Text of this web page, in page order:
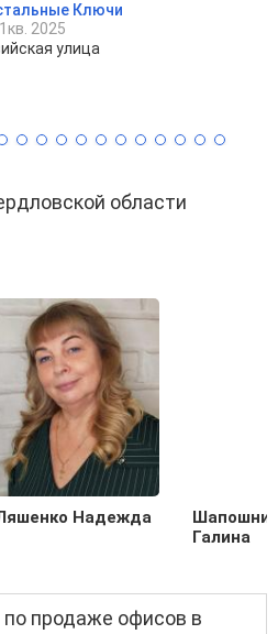
Ключи
1кв. 2025
улица
области
Надежда
Галина
по продаже офисов в